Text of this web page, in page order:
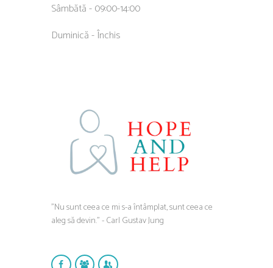
Sâmbătă - 09:00-14:00
Duminică - Închis
”Nu sunt ceea ce mi s-a întâmplat, sunt ceea ce
aleg să devin.” - Carl Gustav Jung